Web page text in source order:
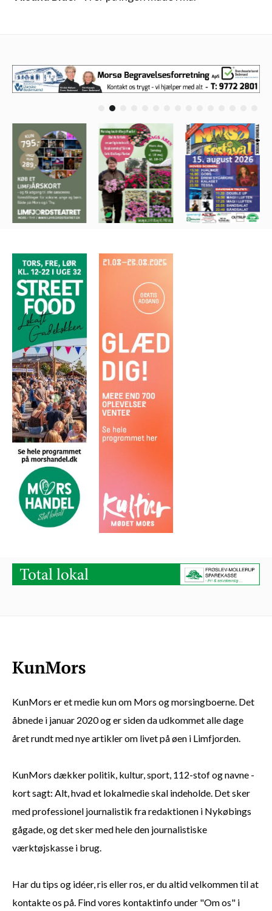
KunMors er et medie kun om Mors og morsingboerne. Det
åbnede i januar 2020 og er siden da udkommet alle dage
året rundt med nye artikler om livet på øen i Limfjorden.
KunMors dækker politik, kultur, sport, 112-stof og navne -
kort sagt: Alt, hvad et lokalmedie skal indeholde. Det sker
med professionel journalistik fra redaktionen i Nykøbings
gågade, og det sker med hele den journalistiske
værktøjskasse i brug.
Har du tips og idéer, ris eller ros, er du altid velkommen til at
kontakte os på. Find vores kontaktinfo under "Om os" i